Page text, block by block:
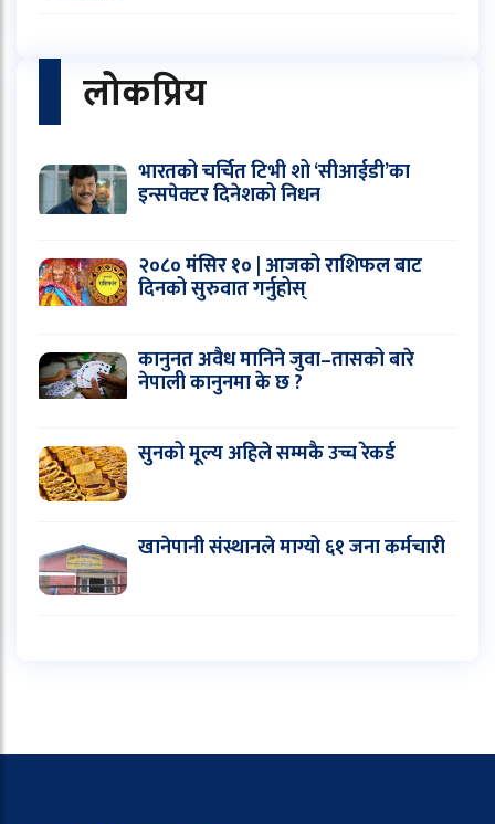
लोकप्रिय
भारतको चर्चित टिभी शो ‘सीआईडी’का
इन्सपेक्टर दिनेशको निधन
२०८० मंसिर १० | आजको राशिफल बाट
दिनको सुरुवात गर्नुहोस्
कानुनत अवैध मानिने जुवा–तासको बारे
नेपाली कानुनमा के छ ?
सुनको मूल्य अहिले सम्मकै उच्च रेकर्ड
खानेपानी संस्थानले माग्यो ६१ जना कर्मचारी